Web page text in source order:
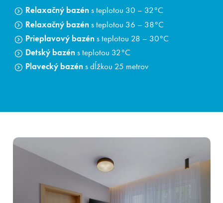
Relaxačný bazéns teplotou 30 – 32°C
Relaxačný bazéns teplotou 36 – 38°C
Prieplavový bazéns teplotou 28 – 30°C
Detský bazéns teplotou 32°C
Plavecký bazéns dĺžkou 25 metrov